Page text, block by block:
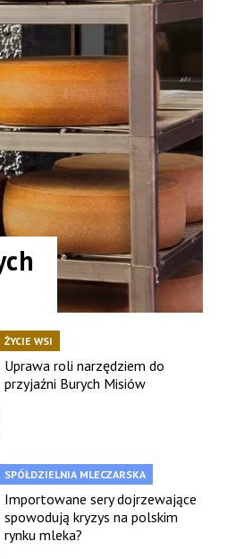
ŻYCIE WSI
Uprawa roli narzędziem do
przyjaźni Burych Misiów
SPÓŁDZIELNIA MLECZARSKA
Importowane sery dojrzewające
spowodują kryzys na polskim
rynku mleka?